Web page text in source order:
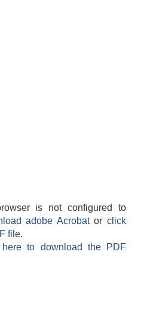
is not configured to
adobe Acrobatorclick
file.
to download the PDF